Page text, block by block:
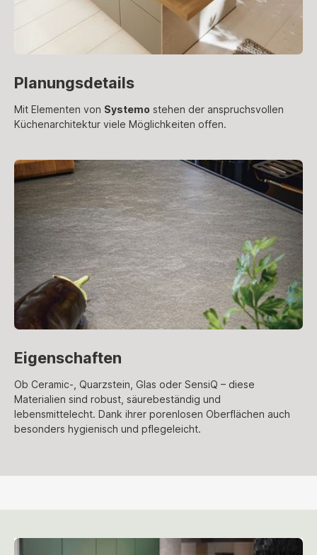
Eigenschaften
Ob Ceramic-, Quarzstein, Glas oder SensiQ – diese
Materialien sind robust, säurebeständig und
lebensmittelecht. Dank ihrer porenlosen Oberflächen auch
besonders hygienisch und pflegeleicht.
Planungsdetails
Mit Elementen von Systemo stehen der anspruchsvollen
Küchenarchitektur viele Möglichkeiten offen.